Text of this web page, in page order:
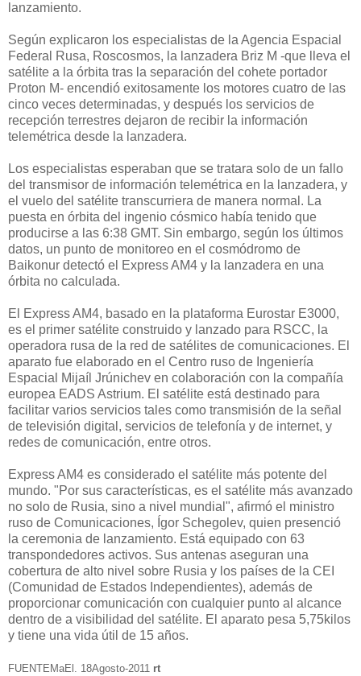
lanzamiento.
Según explicaron los especialistas de la Agencia Espacial
Federal Rusa, Roscosmos, la lanzadera Briz M -que lleva el
satélite a la órbita tras la separación del cohete portador
Proton M- encendió exitosamente los motores cuatro de las
cinco veces determinadas, y después los servicios de
recepción terrestres dejaron de recibir la información
telemétrica desde la lanzadera.
Los especialistas esperaban que se tratara solo de un fallo
del transmisor de información telemétrica en la lanzadera, y
el vuelo del satélite transcurriera de manera normal. La
puesta en órbita del ingenio cósmico había tenido que
producirse a las 6:38 GMT. Sin embargo, según los últimos
datos, un punto de monitoreo en el cosmódromo de
Baikonur detectó el Express AM4 y la lanzadera en una
órbita no calculada.
El Express AM4, basado en la plataforma Eurostar E3000,
es el primer satélite construido y lanzado para RSCC, la
operadora rusa de la red de satélites de comunicaciones. El
aparato fue elaborado en el Centro ruso de Ingeniería
Espacial Mijaíl Jrúnichev en colaboración con la compañía
europea EADS Astrium. El satélite está destinado para
facilitar varios servicios tales como transmisión de la señal
de televisión digital, servicios de telefonía y de internet, y
redes de comunicación, entre otros.
Express AM4 es considerado el satélite más potente del
mundo. "Por sus características, es el satélite más avanzado
no solo de Rusia, sino a nivel mundial", afirmó el ministro
ruso de Comunicaciones, Ígor Schegolev, quien presenció
la ceremonia de lanzamiento. Está equipado con 63
transpondedores activos. Sus antenas aseguran una
cobertura de alto nivel sobre Rusia y los países de la CEI
(Comunidad de Estados Independientes), además de
proporcionar comunicación con cualquier punto al alcance
dentro de a visibilidad del satélite. El aparato pesa 5,75kilos
y tiene una vida útil de 15 años.
FUENTEMaEl. 18Agosto-2011 rt